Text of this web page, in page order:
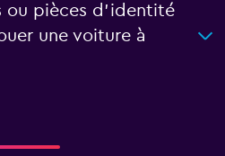
ou pièces d'identité
une voiture à